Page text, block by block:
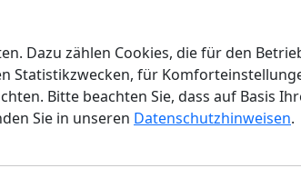
Dazu zählen Cookies, die für den
Statistikzwecken, für
Bitte beachten Sie, dass auf Basis
Sie in unseren Datenschutzhinweisen.